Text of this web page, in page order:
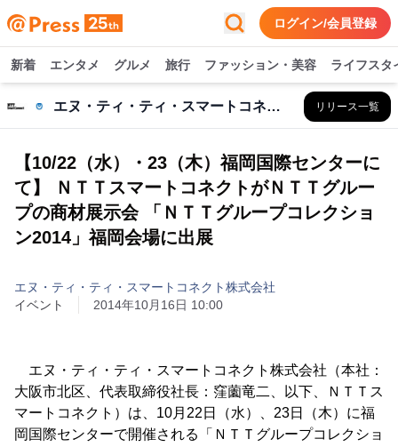
ログイン/会員登録
新着 エンタメ グルメ 旅行 ファッション・美容 ライフスタ
エヌ・ティ・ティ・スマートコネクト株式会社 リリース一覧
【10/22（水）・23（木）福岡国際センターに
て】 ＮＴＴスマートコネクトがＮＴＴグルー
プの商材展示会 「ＮＴＴグループコレクショ
ン2014」福岡会場に出展
エヌ・ティ・ティ・スマートコネクト株式会社
イベント
2014年10月16日 10:00
エヌ・ティ・ティ・スマートコネクト株式会社（本社：
大阪市北区、代表取締役社長：窪薗竜二、以下、ＮＴＴス
マートコネクト）は、10月22日（水）、23日（木）に福
岡国際センターで開催される「ＮＴＴグループコレクショ